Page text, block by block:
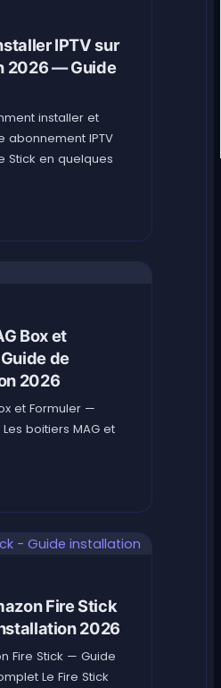
IPTV sur
2026 — Guide
installer et
abonnement IPTV
Stick en quelques
Box et
de
2026
et Formuler —
boitiers MAG et
Fire Stick
2026
Fire Stick — Guide
Le Fire Stick